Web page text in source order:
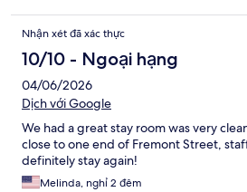
Nhận xét đã xác thực
10/10 - Ngoại hạng
04/06/2026
Dịch với Google
We had a great stay room was very
close to one end of Fremont Street,
definitely stay again!
Melinda, nghỉ 2 đêm